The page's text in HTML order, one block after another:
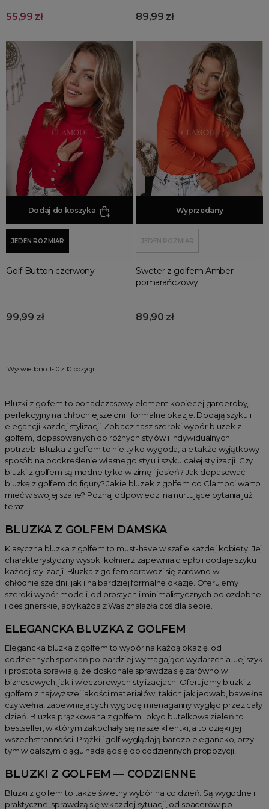
55,99 zł 89,99 zł
Dodaj do koszyka
JEDEN ROZMIAR
Golf Button czerwony
99,99 zł
Dodaj do koszyka
Wyprzedany
JEDEN ROZMIAR
Sweter z golfem Amber
pomarańczowy
89,90 zł
Wyświetlono: 1-10 z 10 pozycji
Bluzki z golfem to ponadczasowy element kobiecej garderoby,
perfekcyjny na chłodniejsze dni i formalne okazje. Dodają szyku i
elegancji każdej stylizacji. Zobacz nasz szeroki wybór bluzek z
golfem, dopasowanych do różnych stylów i indywidualnych
potrzeb. Bluzka z golfem to nie tylko wygoda, ale także wyjątkowy
sposób na podkreślenie własnego stylu i szyku całej stylizacji. Czy
bluzki z golfem są modne tylko w zimę i jesień? Jak dopasować
bluzkę z golfem do figury? Jakie bluzek z golfem od Clamodi warto
mieć w swojej szafie? Poznaj odpowiedzi na nurtujące pytania już
teraz!
BLUZKA Z GOLFEM DAMSKA
Klasyczna bluzka z golfem to must-have w szafie każdej kobiety. Jej
charakterystyczny wysoki kołnierz zapewnia ciepło i dodaje szyku
każdej stylizacji. Bluzka z golfem sprawdzi się zarówno w
chłodniejsze dni, jak i na bardziej formalne okazje. Oferujemy
szeroki wybór modeli, od prostych i minimalistycznych po ozdobne
i designerskie, aby każda z Was znalazła coś dla siebie.
ELEGANCKA BLUZKA Z GOLFEM
Elegancka bluzka z golfem to wybór na każdą okazję, od
codziennych spotkań po bardziej wymagające wydarzenia. Jej szyk
i prostota sprawiają, że doskonale sprawdza się zarówno w
biznesowych, jak i wieczorowych stylizacjach. Oferujemy bluzki z
golfem z najwyższej jakości materiałów, takich jak jedwab, bawełna
czy wełna, zapewniających wygodę i nienaganny wygląd przez cały
dzień. Bluzka prążkowana z golfem Tokyo butelkowa zieleń to
bestseller, w którym zakochały się nasze klientki, a to dzięki jej
wszechstronności. Prążki i golf wyglądają bardzo elegancko, przy
tym w dalszym ciągu nadając się do codziennych propozycji!
BLUZKI Z GOLFEM — CODZIENNE
Bluzki z golfem to także świetny wybór na co dzień. Są wygodne i
praktyczne, sprawdzą się w każdej sytuacji, od spacerów po